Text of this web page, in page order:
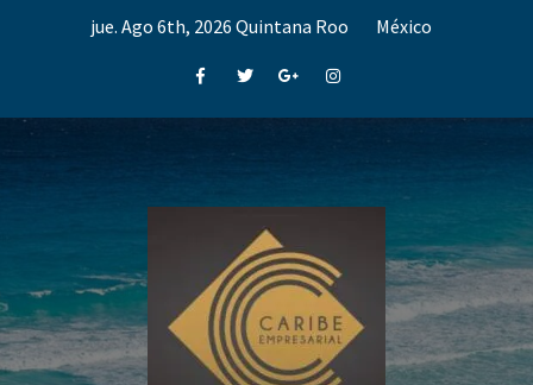
jue. Ago 6th, 2026 Quintana Roo México
FacebookTwitterGoogle+Instagram